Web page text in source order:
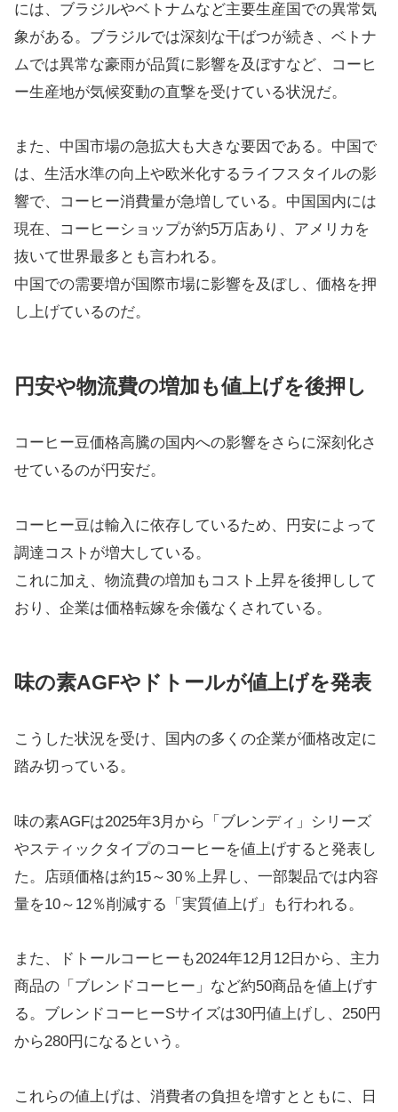
には、ブラジルやベトナムなど主要生産国での異常気
象がある。ブラジルでは深刻な干ばつが続き、ベトナ
ムでは異常な豪雨が品質に影響を及ぼすなど、コーヒ
ー生産地が気候変動の直撃を受けている状況だ。
また、中国市場の急拡大も大きな要因である。中国で
は、生活水準の向上や欧米化するライフスタイルの影
響で、コーヒー消費量が急増している。中国国内には
現在、コーヒーショップが約5万店あり、アメリカを
抜いて世界最多とも言われる。
中国での需要増が国際市場に影響を及ぼし、価格を押
し上げているのだ。
円安や物流費の増加も値上げを後押し
コーヒー豆価格高騰の国内への影響をさらに深刻化さ
せているのが円安だ。
コーヒー豆は輸入に依存しているため、円安によって
調達コストが増大している。
これに加え、物流費の増加もコスト上昇を後押しして
おり、企業は価格転嫁を余儀なくされている。
味の素AGFやドトールが値上げを発表
こうした状況を受け、国内の多くの企業が価格改定に
踏み切っている。
味の素AGFは2025年3月から「ブレンディ」シリーズ
やスティックタイプのコーヒーを値上げすると発表し
た。店頭価格は約15～30％上昇し、一部製品では内容
量を10～12％削減する「実質値上げ」も行われる。
また、ドトールコーヒーも2024年12月12日から、主力
商品の「ブレンドコーヒー」など約50商品を値上げす
る。ブレンドコーヒーSサイズは30円値上げし、250円
から280円になるという。
これらの値上げは、消費者の負担を増すとともに、日